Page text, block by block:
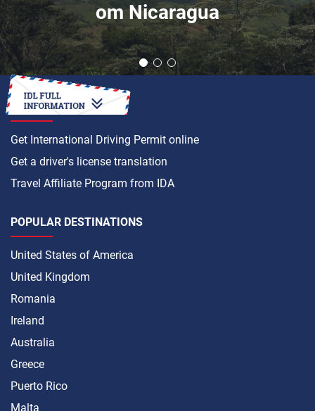
om Nicaragua
HOW TO
Get International Driving Permit online
Get a driver's license translation
Travel Affiliate Program from IDA
POPULAR DESTINATIONS
United States of America
United Kingdom
Romania
Ireland
Australia
Greece
Puerto Rico
Malta